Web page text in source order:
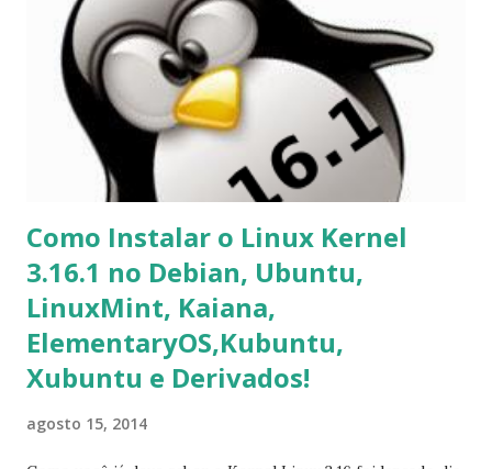
Como Instalar o Linux Kernel
3.16.1 no Debian, Ubuntu,
LinuxMint, Kaiana,
ElementaryOS,Kubuntu,
Xubuntu e Derivados!
agosto 15, 2014